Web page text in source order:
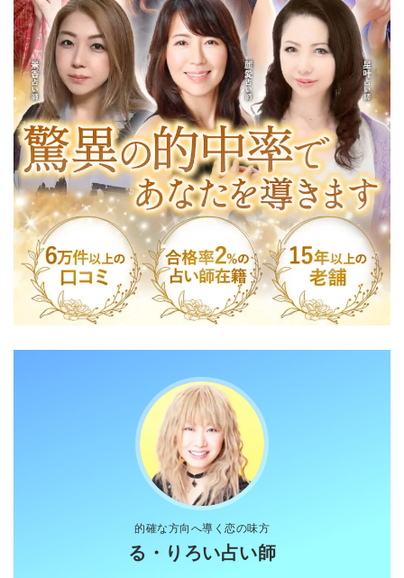
的確な方向へ導く恋の味方
る・りろい占い師